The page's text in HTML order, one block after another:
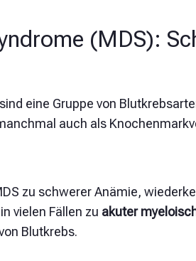
(MDS):
eine Gruppe von
auch als
zu schwerer Anämie,
vielen Fällen zu akuter
Blutkrebs.